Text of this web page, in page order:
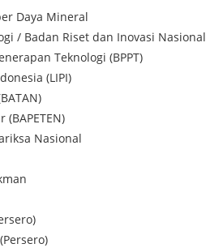
Daya Mineral
/ Badan Riset dan Inovasi Nasional
Teknologi (BPPT)
(LIPI)
Nasional